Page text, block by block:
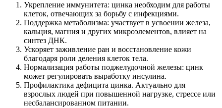
Укрепление иммунитета: цинка необходим для работы
клеток, отвечающих за борьбу с инфекциями.
Поддержка метаболизма: участвует в усвоении железа,
кальция, магния и других микроэлементов, влияет на
синтез ДНК.
Ускоряет заживление ран и восстановление кожи
благодаря роли деления клеток тела.
Нормализация работы поджелудочной железы: цинк
может регулировать выработку инсулина.
Профилактика дефицита цинка. Актуально для
взрослых людей при повышенной нагрузке, стрессе или
несбалансированном питании.